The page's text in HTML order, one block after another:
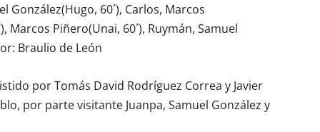
González(Hugo, 60´), Carlos, Marcos
Marcos Piñero(Unai, 60´), Ruymán, Samuel
Braulio de León
por Tomás David Rodríguez Correa y Javier
por parte visitante Juanpa, Samuel González y